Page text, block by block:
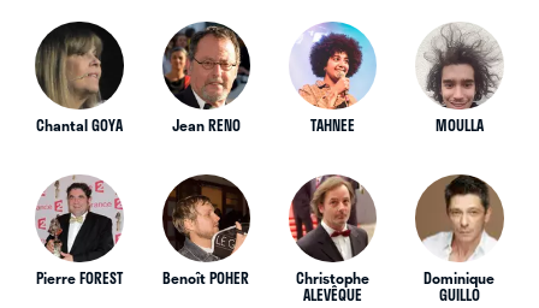
Chantal GOYA Jean RENO TAHNEE MOULLA
Pierre FOREST Benoît POHER Christophe
ALEVÊQUE
Dominique
GUILLO